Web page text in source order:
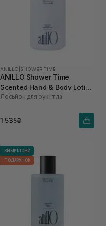
ANILLO SHOWER TIME
ANILLO Shower Time
Scented Hand & Body Lotion
450 мл
Лосьйон для рук і тіла
1 535₴
ВИБІР ІЛОНИ
ПОДАРУНОК